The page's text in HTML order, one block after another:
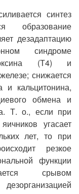
синтез
образование
дезадаптацию
синдроме
(Т4) и
снижается
и кальцитонина,
обмена и
Т. о., если при
угасает
лет, то при
резкое
функции
срывом